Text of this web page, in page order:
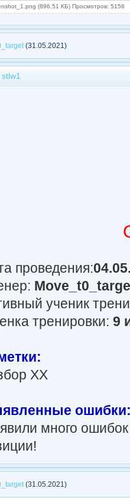
(896.51 КБ) Просмотров: 5156
(31.05.2021)
проведения:
ученик
тренировки: 9
ХХ
много ошибок
(31.05.2021)